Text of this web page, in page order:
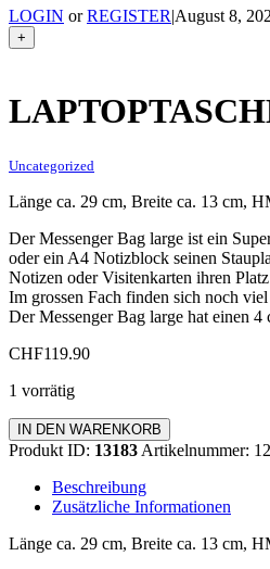
LOGIN orREGISTER|August 8,
+
Uncategorized
Länge ca. 29 cm, Breite ca. 13 cm,
Der Messenger Bag large ist ein
oder ein A4 Notizblock seinen
Notizen oder Visitenkarten ihren
Im grossen Fach finden sich noch
Der Messenger Bag large hat einen
CHF119.90
1 vorrätig
Laptoptasche
Menge
IN DEN WARENKORB
Produkt ID: 13183 Artikelnummer:
Beschreibung
Zusätzliche Informationen
Länge ca. 29 cm, Breite ca. 13 cm,